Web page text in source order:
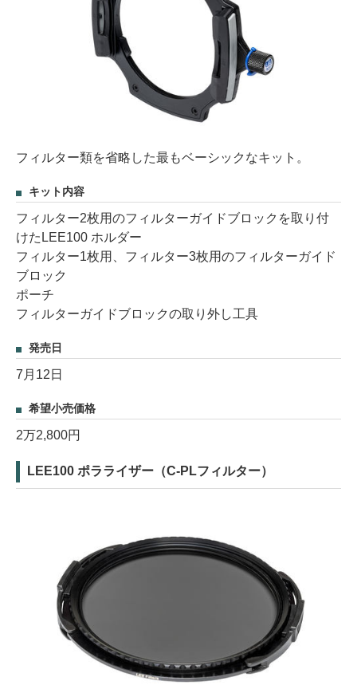
フィルター類を省略した最もベーシックなキット。
キット内容
フィルター2枚用のフィルターガイドブロックを取り付
けたLEE100 ホルダー
フィルター1枚用、フィルター3枚用のフィルターガイド
ブロック
ポーチ
フィルターガイドブロックの取り外し工具
発売日
7月12日
希望小売価格
2万2,800円
LEE100 ポラライザー（C-PLフィルター）